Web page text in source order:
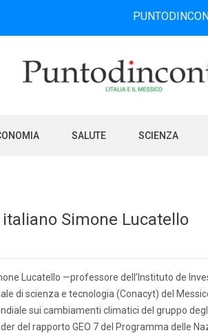
PUNTODINCONTRO,
SALUTE SCIENZA
Simone Lucatello
Lucatello —professore dell’Instituto de
di scienza e tecnologia (Conacyt) del
sui cambiamenti climatici del gruppo
del rapporto GEO 7 del Programma delle